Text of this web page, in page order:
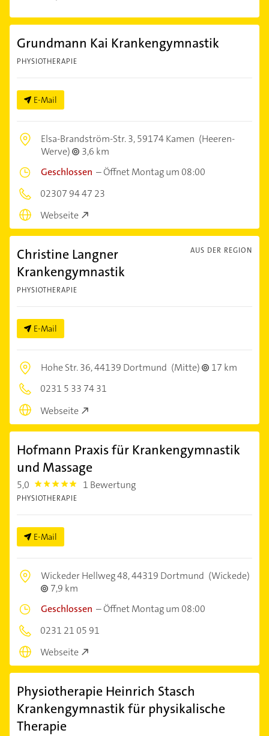
Grundmann Kai Krankengymnastik
PHYSIOTHERAPIE
E-Mail
Elsa-Brandström-Str. 3,59174 Kamen (Heeren-
Werve)
3,6 km
Geschlossen –Öffnet Montag um 08:00
02307 94 47 23
Webseite
AUS DER REGION
Christine Langner
Krankengymnastik
PHYSIOTHERAPIE
E-Mail
Hohe Str. 36,44139 Dortmund (Mitte)
17 km
0231 5 33 74 31
Webseite
Hofmann Praxis für Krankengymnastik
und Massage
5,0 5.0 1 Bewertung
PHYSIOTHERAPIE
E-Mail
Wickeder Hellweg 48,44319 Dortmund (Wickede)
7,9 km
Geschlossen –Öffnet Montag um 08:00
0231 21 05 91
Webseite
Physiotherapie Heinrich Stasch
Krankengymnastik für physikalische
Therapie